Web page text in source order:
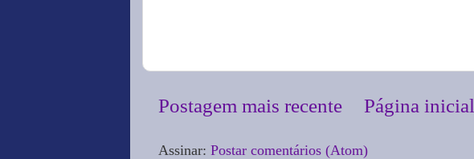
Postagem mais recente Página inicial
Assinar: Postar comentários (Atom)